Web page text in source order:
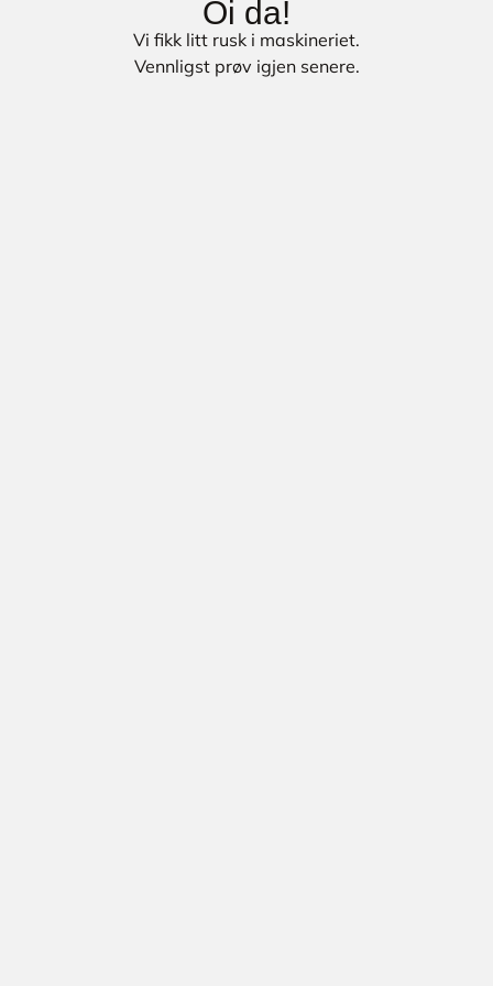
Oi da!
Vi fikk litt rusk i maskineriet.
Vennligst prøv igjen senere.